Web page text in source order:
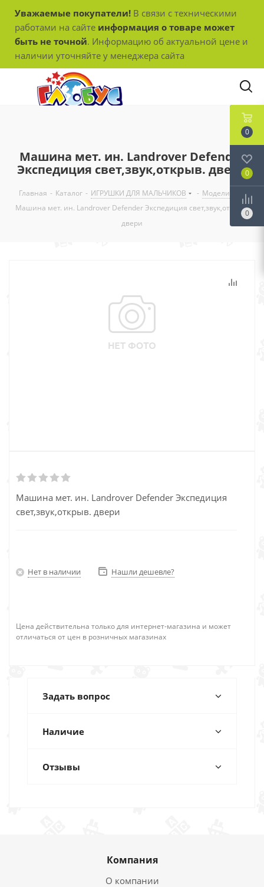
Уважаемые покупатели! В связи с техническими
работами на сайте информация о товаре может
быть не точной. Информацию об актуальной цене и
наличии уточняйте у менеджера сайта
Машина мет. ин. Landrover Defender
Экспедиция свет,звук,открыв. двери
Главная - Каталог - ИГРУШКИ ДЛЯ МАЛЬЧИКОВ - Модели
Машина мет. ин. Landrover Defender Экспедиция свет,звук,открыв.
двери
Машина мет. ин. Landrover Defender Экспедиция
свет,звук,открыв. двери
Нет в наличии Нашли дешевле?
Цена действительна только для интернет-магазина и может
отличаться от цен в розничных магазинах
Задать вопрос
Наличие
Отзывы
Компания
О компании
0
0
0